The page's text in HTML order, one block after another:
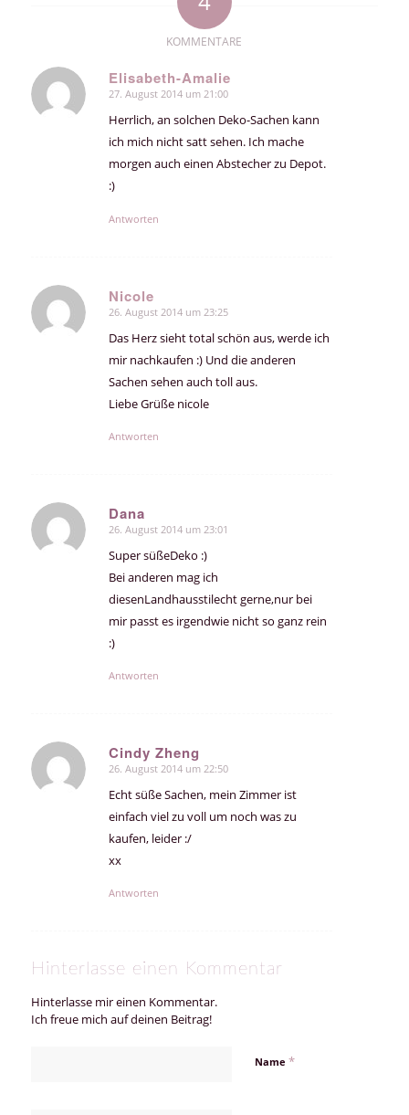
KOMMENTARE
Elisabeth-Amalie
sagte:
27. August 2014 um 21:00
Herrlich, an solchen Deko-Sachen kann
ich mich nicht satt sehen. Ich mache
morgen auch einen Abstecher zu Depot.
:)
Antworten
Nicole
sagte:
26. August 2014 um 23:25
Das Herz sieht total schön aus, werde ich
mir nachkaufen :) Und die anderen
Sachen sehen auch toll aus.
Liebe Grüße nicole
Antworten
Dana
sagte:
26. August 2014 um 23:01
Super süßeDeko :)
Bei anderen mag ich
diesenLandhausstilecht gerne,nur bei
mir passt es irgendwie nicht so ganz rein
:)
Antworten
Cindy Zheng
sagte:
26. August 2014 um 22:50
Echt süße Sachen, mein Zimmer ist
einfach viel zu voll um noch was zu
kaufen, leider :/
xx
Antworten
Hinterlasse einen Kommentar
Hinterlasse mir einen Kommentar.
Ich freue mich auf deinen Beitrag!
Name *